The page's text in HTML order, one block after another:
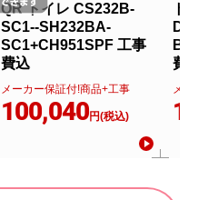
QR トイレ CS232B-
SC1--SH232BA-
SC1+CH951SPF 工事
費込
メーカー保証付!商品+工事
100,040円(税込)
ト
費
メー